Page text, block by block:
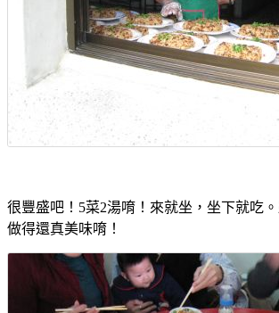
很豐盛吧！5菜2湯唷！來就坐，坐下就吃
做得還真美味唷！